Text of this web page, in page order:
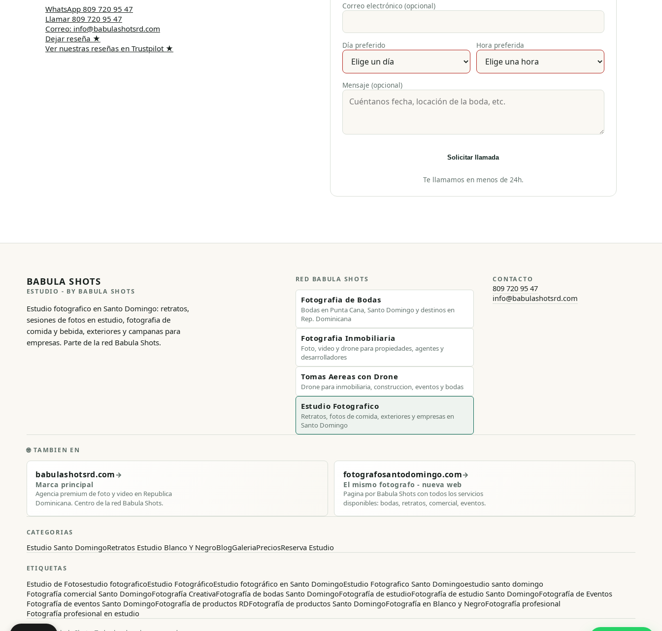
WhatsApp 809 720 95 47
Llamar 809 720 95 47
Correo: info@babulashotsrd.com
Dejar reseña ★
Ver nuestras reseñas en Trustpilot ★
Correo electrónico (opcional)
Día preferido Hora preferida
Mensaje (opcional)
Solicitar llamada
Te llamamos en menos de 24h.
BABULA SHOTS
ESTUDIO - BY BABULA SHOTS
Estudio fotografico en Santo Domingo: retratos,
sesiones de fotos en estudio, fotografia de
comida y bebida, exteriores y campanas para
empresas. Parte de la red Babula Shots.
RED BABULA SHOTS
Fotografia de Bodas
Bodas en Punta Cana, Santo Domingo y destinos en
Rep. Dominicana
Fotografia Inmobiliaria
Foto, video y drone para propiedades, agentes y
desarrolladores
Tomas Aereas con Drone
Drone para inmobiliaria, construccion, eventos y bodas
Estudio Fotografico
Retratos, fotos de comida, exteriores y empresas en
Santo Domingo
CONTACTO
809 720 95 47
info@babulashotsrd.com
🌐TAMBIEN EN
babulashotsrd.com→
Marca principal
Agencia premium de foto y video en Republica
Dominicana. Centro de la red Babula Shots.
fotografosantodomingo.com→
El mismo fotografo - nueva web
Pagina por Babula Shots con todos los servicios
disponibles: bodas, retratos, comercial, eventos.
CATEGORIAS
Estudio Santo DomingoRetratos Estudio Blanco Y NegroBlogGaleriaPreciosReserva Estudio
ETIQUETAS
Estudio de Fotosestudio fotograficoEstudio FotográficoEstudio fotográfico en Santo DomingoEstudio Fotografico Santo Domingoestudio santo domingo
Fotografía comercial Santo DomingoFotografía CreativaFotografía de bodas Santo DomingoFotografía de estudioFotografía de estudio Santo DomingoFotografía de Eventos
Fotografía de eventos Santo DomingoFotografía de productos RDFotografía de productos Santo DomingoFotografía en Blanco y NegroFotografía profesional
Fotografía profesional en estudio